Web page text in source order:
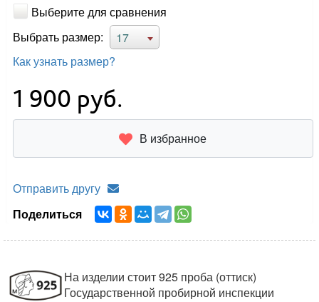
Выберите для сравнения
Выбрать размер:
17
Как узнать размер?
1 900 руб.
В избранное
Отправить другу
Поделиться
На изделии стоит 925 проба (оттиск)
Государственной пробирной инспекции